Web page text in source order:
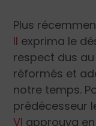
Plus
II exprima le
respect dus
réformés et
notre temps.
prédécesseur
VI approuva en